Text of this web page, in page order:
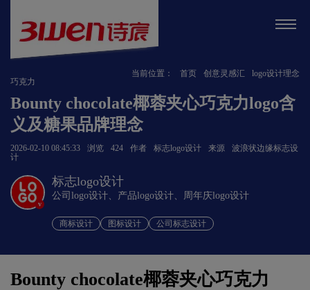
当前位置： 首页 创意灵感汇
logo设计理念
巧克力
Bounty chocolate椰蓉夹心巧克力logo含
义及糖果品牌理念
2026-02-10 08:45:33 浏览 424 作者 标志logo设计 来源
波浪状边缘标志设
计
v
标志logo设计
公司logo设计、产品logo设计、周年庆logo设计
商标设计 图标设计 公司标志设计
Bounty chocolate椰蓉夹心巧克力